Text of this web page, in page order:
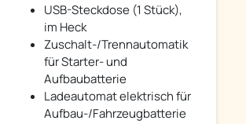
USB-Steckdose (1 Stück),
im Heck
Zuschalt-/Trennautomatik
für Starter- und
Aufbaubatterie
Ladeautomat elektrisch für
Aufbau-/Fahrzeugbatterie